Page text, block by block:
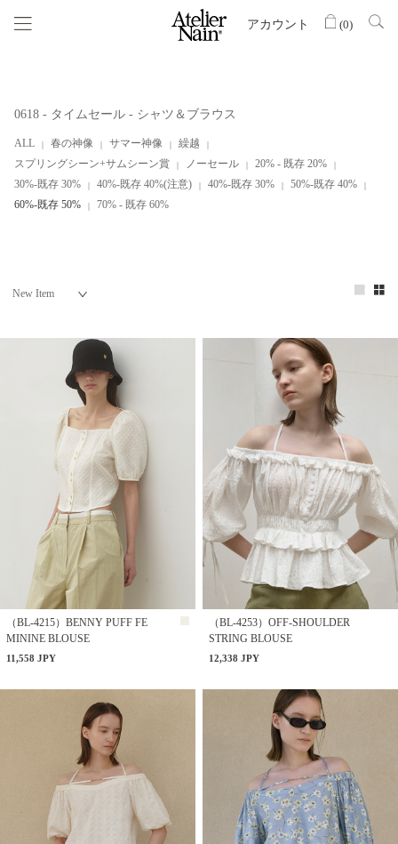
アカウント (0)
0618 - タイムセール - シャツ＆ブラウス
ALL 春の神像 サマー神像
繰越
スプリングシーン+サムシーン賞
ノーセール
20% - 既存 20%
30%-既存 30%
40%-既存 40%(注意) 40%-既存 30%
50%-既存 40%
60%-既存 50%
70% - 既存 60%
（BL-4215）BENNY PUFF FE
MININE BLOUSE
11,558 JPY
（BL-4253）OFF-SHOULDER
STRING BLOUSE
12,338 JPY